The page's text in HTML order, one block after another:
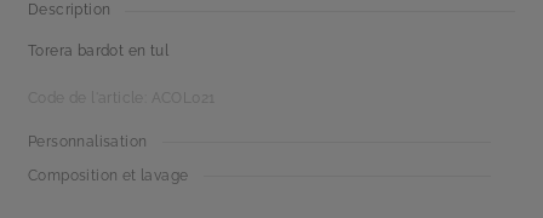
Description
Torera bardot en tul
Code de l'article: ACOL021
Personnalisation
Composition et lavage